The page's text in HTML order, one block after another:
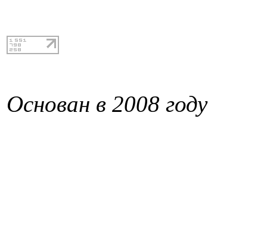
Основан в 2008 году